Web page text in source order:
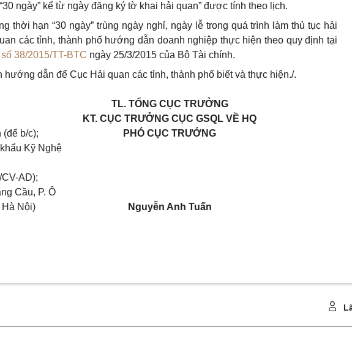
ngày” kể từ ngày đăng ký tờ khai hải quan” được tính theo lịch.
thời hạn “30 ngày” trùng ngày nghỉ, ngày lễ trong quá trình làm thủ tục hải
các tỉnh, thành phố hướng dẫn doanh nghiệp thực hiện theo quy định tại
38/2015/TT-BTC ngày 25/3/2015 của Bộ Tài chính.
hướng dẫn để Cục Hải quan các tỉnh, thành phố biết và thực hiện./.
(để b/c);
Kỹ Nghệ
AD);
Cầu, P. Ô
Nội)
TL. TỔNG CỤC TRƯỞNG
KT. CỤC TRƯỞNG CỤC GSQL VỀ HQ
PHÓ CỤC TRƯỞNG
Nguyễn Anh Tuấn